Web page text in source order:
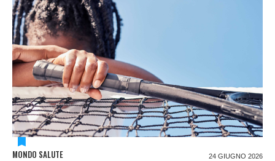
MONDO SALUTE 24 GIUGNO 2026